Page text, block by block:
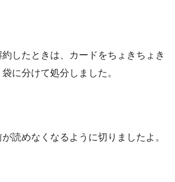
したときは、カードをちょきちょき
に分けて処分しました。
読めなくなるように切りましたよ。